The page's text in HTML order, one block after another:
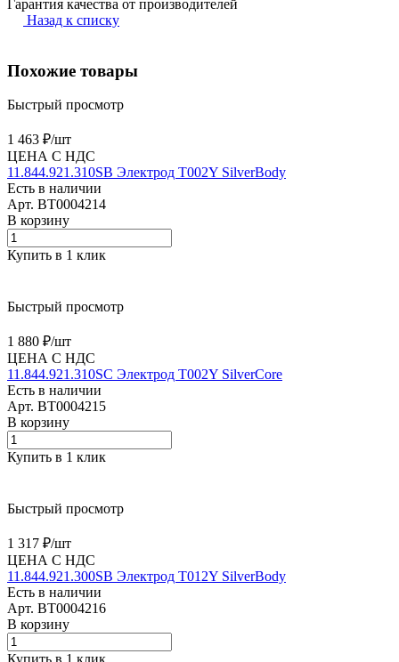
Гарантия качества от производителей
Назад к списку
Похожие товары
Быстрый просмотр
1 463 ₽/шт
ЦЕНА С НДС
11.844.921.310SB Электрод T002Y SilverBody
Есть в наличии
Арт. BT0004214
В корзину
Купить в 1 клик
Быстрый просмотр
1 880 ₽/шт
ЦЕНА С НДС
11.844.921.310SC Электрод T002Y SilverCore
Есть в наличии
Арт. BT0004215
В корзину
Купить в 1 клик
Быстрый просмотр
1 317 ₽/шт
ЦЕНА С НДС
11.844.921.300SB Электрод T012Y SilverBody
Есть в наличии
Арт. BT0004216
В корзину